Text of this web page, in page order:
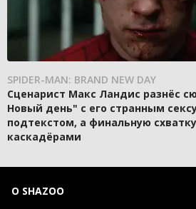
SPIDER-MAN: BRAND NEW DAY
Сценарист Макс Ландис разнёс
Новый день" с его странным
подтекстом, а финальную
каскадёрами
О SHAZOO